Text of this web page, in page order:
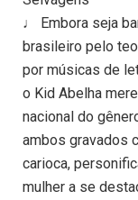
♩ Embora seja
brasileiro pelo
por músicas de
o Kid Abelha
nacional do
ambos gravados
carioca,
mulher a se